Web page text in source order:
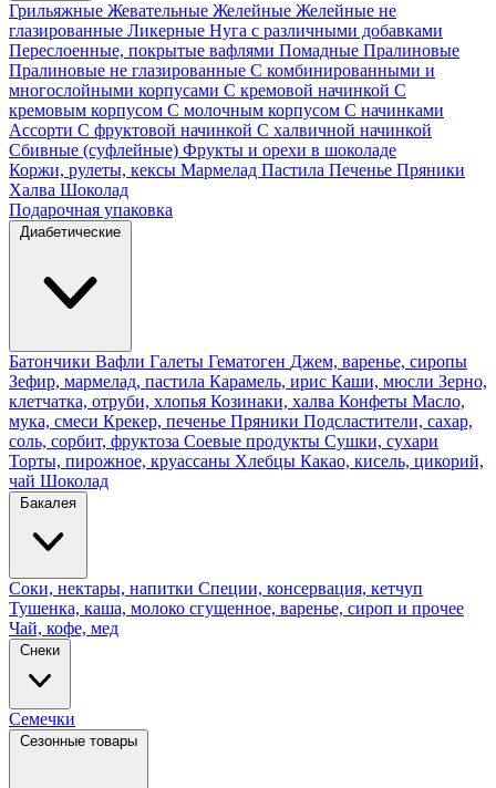
Грильяжные Жевательные Желейные Желейные не
глазированные Ликерные Нуга с различными добавками
Переслоенные, покрытые вафлями Помадные Пралиновые
Пралиновые не глазированные С комбинированными и
многослойными корпусами С кремовой начинкой С
кремовым корпусом С молочным корпусом С начинками
Ассорти С фруктовой начинкой С халвичной начинкой
Сбивные (суфлейные) Фрукты и орехи в шоколаде
Коржи, рулеты, кексы Мармелад Пастила Печенье Пряники
Халва Шоколад
Подарочная упаковка
Диабетические
Батончики Вафли Галеты Гематоген Джем, варенье, сиропы
Зефир, мармелад, пастила Карамель, ирис Каши, мюсли Зерно,
клетчатка, отруби, хлопья Козинаки, халва Конфеты Масло,
мука, смеси Крекер, печенье Пряники Подсластители, сахар,
соль, сорбит, фруктоза Соевые продукты Сушки, сухари
Торты, пирожное, круассаны Хлебцы Какао, кисель, цикорий,
чай Шоколад
Бакалея
Соки, нектары, напитки Специи, консервация, кетчуп
Тушенка, каша, молоко сгущенное, варенье, сироп и прочее
Чай, кофе, мед
Снеки
Семечки
Сезонные товары